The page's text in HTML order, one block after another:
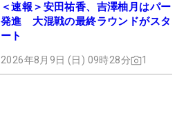
＜速報＞安田祐香、吉澤柚月はパー
発進 大混戦の最終ラウンドがスタ
ート
2026年8月9日 (日) 09時28分 1